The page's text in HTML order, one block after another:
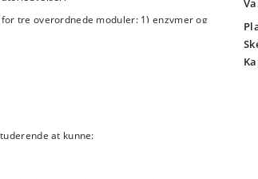
tre overordnede moduler: 1) enzymer og
og 3) immunologi og farmakologi. Bland de
specialiseret metabolisme,
biokemi bruges i praksis gennem
fødevareindustrien.
at kunne: